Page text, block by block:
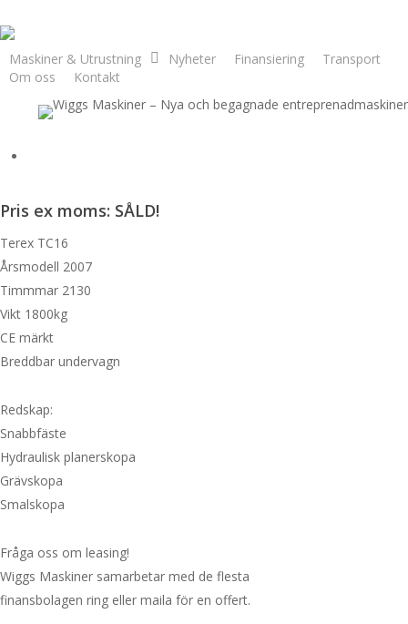
to
main
content
Maskiner & Utrustning Nyheter Finansiering
Transport
Om oss
Kontakt
Terex TC16
Pris ex moms: SÅLD!
Terex TC16
Årsmodell 2007
Timmmar 2130
Vikt 1800kg
CE märkt
Breddbar undervagn
Redskap:
Snabbfäste
Hydraulisk planerskopa
Grävskopa
Smalskopa
Fråga oss om leasing!
Wiggs Maskiner samarbetar med de flesta
finansbolagen ring eller maila för en offert.